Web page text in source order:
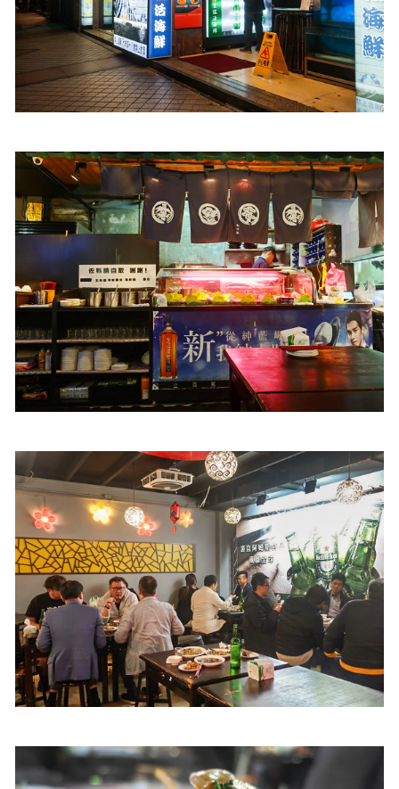
照相簿
影音區
創意出版服務
關於Yilan
個人著作
活動實況記錄
媒體報導一覽
合作與代言
訂閱電子報